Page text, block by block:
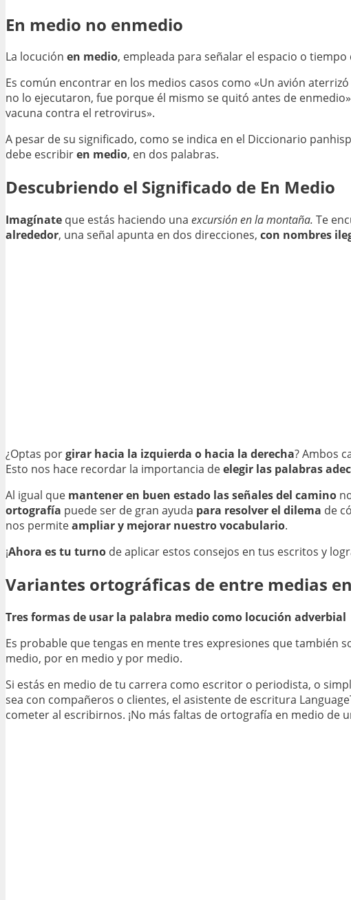
En medio no enmedio
La locución en medio, empleada para señalar el espacio o
Es común encontrar en los medios casos como «Un avión
no lo ejecutaron, fue porque él mismo se quitó antes de
vacuna contra el retrovirus».
A pesar de su significado, como se indica en el Diccionario
debe escribiren medio, en dos palabras.
Descubriendo el Significado de En Medio
Imagínate que estás haciendo una excursión en la montaña. Te
alrededor, una señal apunta en dos direcciones, con nombres
¿Optas porgirar hacia la izquierda o hacia la derecha? Ambos
Esto nos hace recordar la importancia deelegir las palabras
Al igual que mantener en buen estado las señales del camino
ortografía puede ser de gran ayuda para resolver el dilema de
nos permiteampliar y mejorar nuestro vocabulario.
¡Ahora es tu turno de aplicar estos consejos en tus escritos y
Variantes ortográficas de entre medias
Tres formas de usar la palabra medio como locución adverbial
Es probable que tengas en mente tres expresiones que también
medio, por en medio y por medio.
Si estás en medio de tu carrera como escritor o periodista, o
sea con compañeros o clientes, el asistente de escritura
cometer al escribirnos. ¡No más faltas de ortografía en medio de